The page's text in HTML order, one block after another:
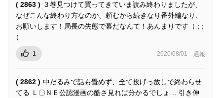
( 2863 ) ３巻見つけて買ってきていま読み終わりましたが、
なぜこんな終わり方なのか、頼むから続きなり番外編なり、
お願いします！局長の失態で幕だなんて！あんまりです（ ; ;
）
1 2020/08/01 通報
( 2862 ) 中だるみで話も畳めず、全て投げっ放しで終わらせ
てる Ｌ〇ＮＥ公認漫画の酷さ見れば分かるでしょ… 引き伸